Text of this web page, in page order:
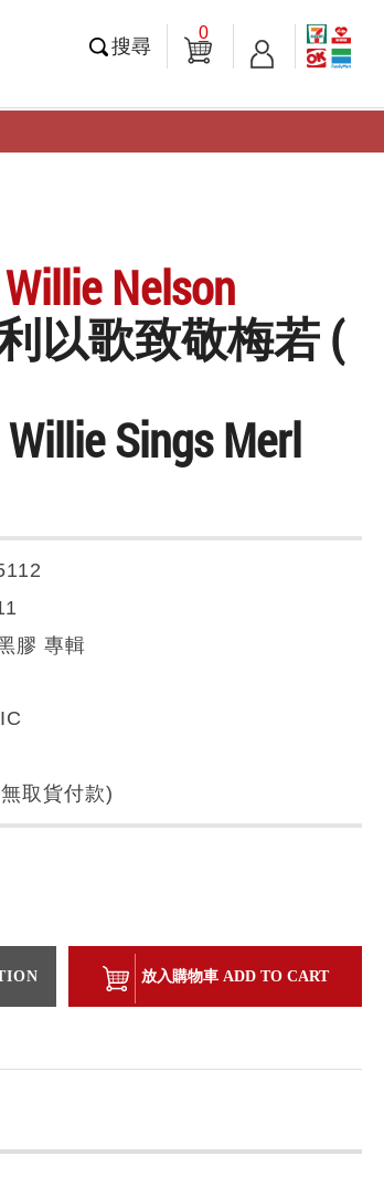
搜尋
0
Nelson
以歌致敬梅若 (
Sings Merl
膠 專輯
取貨付款)
放入購物車 ADD TO CART